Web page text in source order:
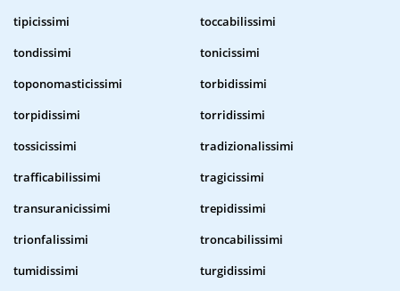
tipicissimi
toccabilissimi
tondissimi
tonicissimi
toponomasticissimi
torbidissimi
torpidissimi
torridissimi
tossicissimi
tradizionalissimi
trafficabilissimi
tragicissimi
transuranicissimi
trepidissimi
trionfalissimi
troncabilissimi
tumidissimi
turgidissimi